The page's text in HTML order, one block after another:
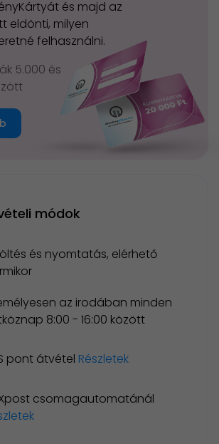
és majd az
eldönti, milyen
felhasználni.
5.000 és
módok
és nyomtatás, elérhető
az irodában minden
8:00 - 16:00 között
pont átvétel Részletek
csomagautomatánál